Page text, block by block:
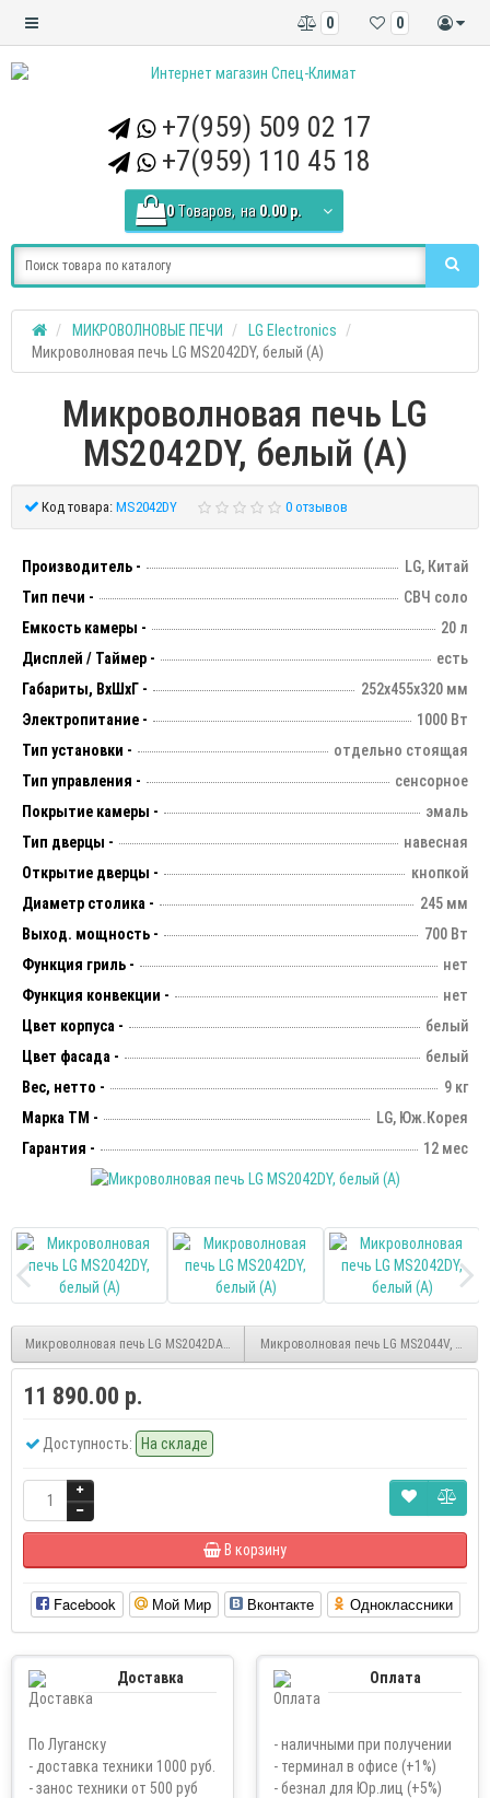
0
0
+7(959) 509 02 17
+7(959) 110 45 18
0 Tоваров, на 0.00 р.
МИКРОВОЛНОВЫЕ ПЕЧИ
LG Electronics
Микроволновая печь LG MS2042DY, белый (A)
Микроволновая печь LG
MS2042DY, белый (A)
Код товара: MS2042DY 0 отзывов
Производитель -
LG, Китай
Тип печи -
СВЧ соло
Емкость камеры -
20 л
Дисплей / Таймер -
есть
Габариты, ВхШхГ -
252х455х320 мм
Электропитание -
1000 Вт
Тип установки -
отдельно стоящая
Тип управления -
сенсорное
Покрытие камеры -
эмаль
Тип дверцы -
навесная
Открытие дверцы -
кнопкой
Диаметр столика -
245 мм
Выход. мощность -
700 Вт
Функция гриль -
нет
Функция конвекции -
нет
Цвет корпуса -
белый
Цвет фасада -
белый
Вес, нетто -
9 кг
Марка ТМ -
LG, Юж.Корея
Гарантия -
12 мес
Микроволновая печь LG MS2042DARB Микроволновая печь LG MS2044V,
11 890.00 р.
Доступность: На складе
В корзину
Facebook Мой Мир Вконтакте Одноклассники
Доставка
По Луганску
- доставка техники 1000 руб.
- занос техники от 500 руб
Оплата
- наличными при получении
- терминал в офисе (+1%)
- безнал для Юр.лиц (+5%)